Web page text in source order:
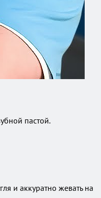
пастой.
и аккуратно жевать на